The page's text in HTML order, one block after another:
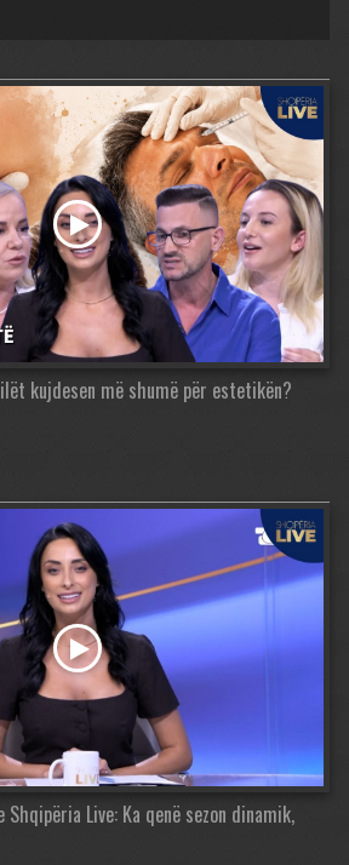
kujdesen më shumë për estetikën?
Live: Ka qenë sezon dinamik,